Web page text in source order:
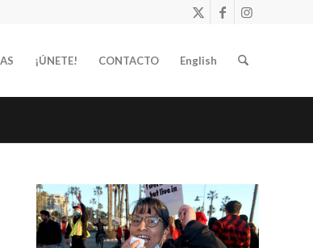
¡ÚNETE! CONTACTO English